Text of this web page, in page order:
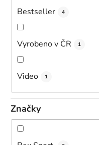
Bestseller 4
Vyrobeno v ČR 1
Video 1
Značky